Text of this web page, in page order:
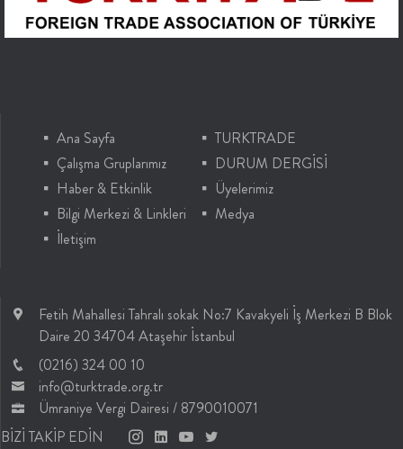
Ana Sayfa
TURKTRADE
Çalışma Gruplarımız
DURUM DERGİSİ
Haber & Etkinlik
Üyelerimiz
Bilgi Merkezi & Linkleri
Medya
İletişim
Fetih Mahallesi Tahralı sokak No:7 Kavakyeli İş Merkezi B Blok
Daire 20 34704 Ataşehir İstanbul
(0216) 324 00 10
info@turktrade.org.tr
Ümraniye Vergi Dairesi / 8790010071
BİZİ TAKİP EDİN